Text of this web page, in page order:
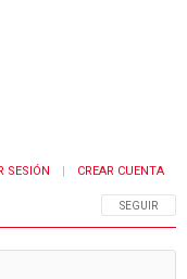
SIGA ESTA
SEGUIR
SESIÓN CREAR CUENTA